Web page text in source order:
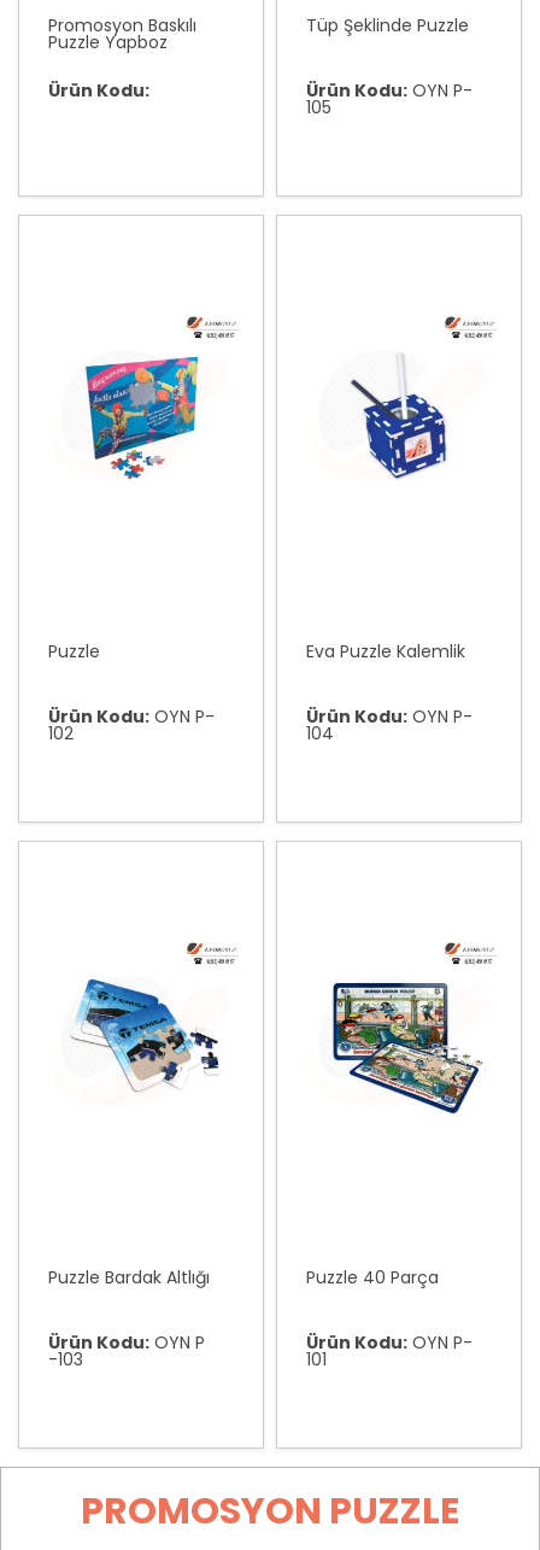
Promosyon Baskılı
Puzzle Yapboz
Ürün Kodu:
Tüp Şeklinde Puzzle
Ürün Kodu: OYN P-
105
Puzzle
Ürün Kodu: OYN P-
102
Eva Puzzle Kalemlik
Ürün Kodu: OYN P-
104
Puzzle Bardak Altlığı
Ürün Kodu: OYN P
-103
Puzzle 40 Parça
Ürün Kodu: OYN P-
101
PROMOSYON PUZZLE